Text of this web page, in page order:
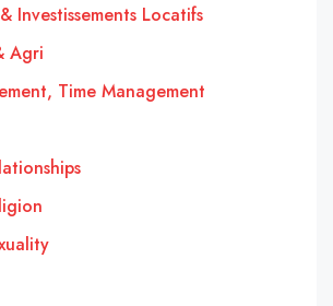
Investissements Locatifs
Agri
Time Management